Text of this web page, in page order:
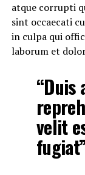
atque corrupti
sint occaecati
in culpa qui
laborum et
“Duis
velit
fugiat”